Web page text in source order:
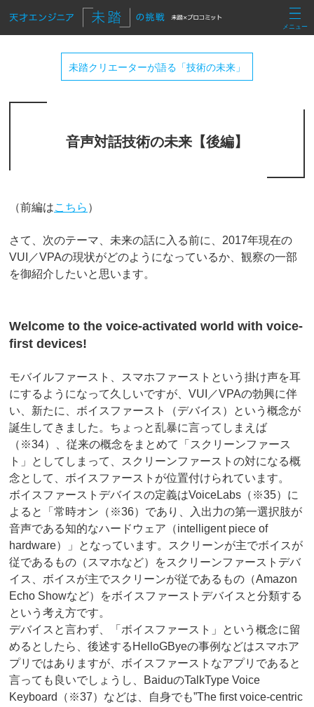
メニュー
未踏クリエーターが語る「技術の未来」
音声対話技術の未来【後編】
（前編はこちら ）
さて、次のテーマ、未来の話に入る前に、2017年現在の
VUI／VPAの現状がどのようになっているか、観察の一部
を御紹介したいと思います。
Welcome to the voice-activated world with voice-
first devices!
モバイルファースト、スマホファーストという掛け声を耳
にするようになって久しいですが、VUI／VPAの勃興に伴
い、新たに、ボイスファースト（デバイス）という概念が
誕生してきました。ちょっと乱暴に言ってしまえば
（※34）、従来の概念をまとめて「スクリーンファース
ト」としてしまって、スクリーンファーストの対になる概
念として、ボイスファーストが位置付けられています。
ボイスファーストデバイスの定義はVoiceLabs（※35）に
よると「常時オン（※36）であり、入出力の第一選択肢が
音声である知的なハードウェア（intelligent piece of
hardware）」となっています。スクリーンが主でボイスが
従であるもの（スマホなど）をスクリーンファーストデバ
イス、ボイスが主でスクリーンが従であるもの（Amazon
Echo Showなど）をボイスファーストデバイスと分類する
という考え方です。
デバイスと言わず、「ボイスファースト」という概念に留
めるとしたら、後述するHelloGByeの事例などはスマホア
プリではありますが、ボイスファーストなアプリであると
言っても良いでしょうし、BaiduのTalkType Voice
Keyboard（※37）などは、自身でも”The first voice-centric